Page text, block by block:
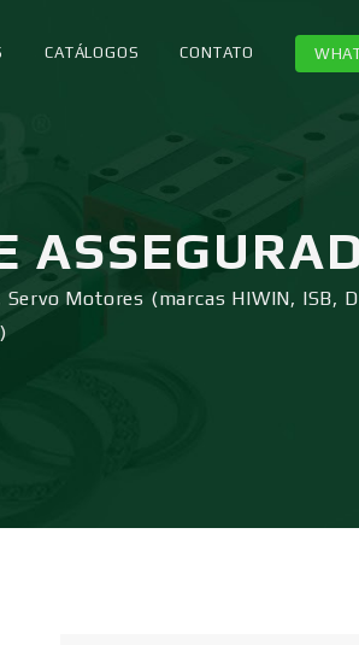
CATÁLOGOS CONTATO
Motores (marcas HIWIN, ISB,